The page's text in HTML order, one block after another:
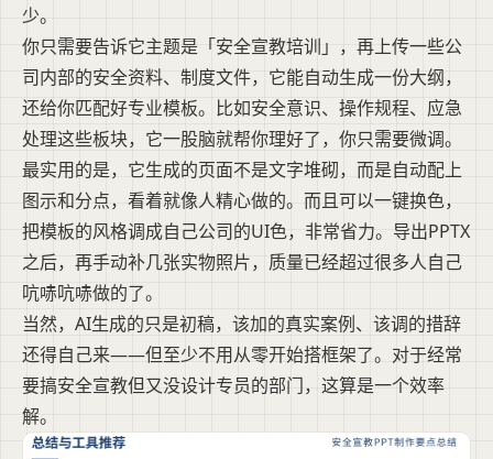
少。
你只需要告诉它主题是「安全宣教培训」，再上传一些公
司内部的安全资料、制度文件，它能自动生成一份大纲，
还给你匹配好专业模板。比如安全意识、操作规程、应急
处理这些板块，它一股脑就帮你理好了，你只需要微调。
最实用的是，它生成的页面不是文字堆砌，而是自动配上
图示和分点，看着就像人精心做的。而且可以一键换色，
把模板的风格调成自己公司的UI色，非常省力。导出PPTX
之后，再手动补几张实物照片，质量已经超过很多人自己
吭哧吭哧做的了。
当然，AI生成的只是初稿，该加的真实案例、该调的措辞
还得自己来——但至少不用从零开始搭框架了。对于经常
要搞安全宣教但又没设计专员的部门，这算是一个效率
解。